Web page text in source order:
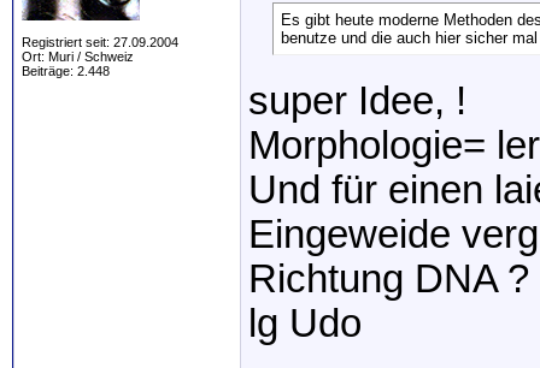
Registriert seit: 27.09.2004
Ort: Muri / Schweiz
Beiträge: 2.448
Es gibt heute moderne Methoden
benutze und die auch hier sicher
super Idee, !
Morphologie=
Und für einen
Eingeweide
Richtung DNA ?
lg Udo